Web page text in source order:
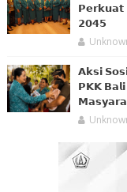
𝗣𝗲𝗿𝗸𝘂𝗮𝘁
𝟮𝟬𝟰𝟱
𝗔𝗸𝘀𝗶
𝗣𝗞𝗞